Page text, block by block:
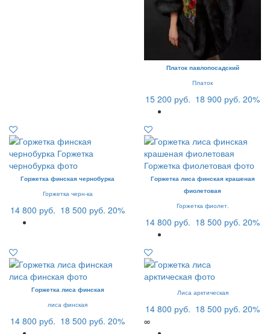
Платок павлопосадский
Платок
15 200 руб. 18 900 руб. 20%
Горжетка финская чернобурка
Горжетка черн-ка
14 800 руб. 18 500 руб. 20%
Горжетка лиса финская крашеная
фиолетовая
Горжетка фиолет.
14 800 руб. 18 500 руб. 20%
Горжетка лиса финская
лиса финская
14 800 руб. 18 500 руб. 20%
Лиса арктическая
14 800 руб. 18 500 руб. 20%
∞